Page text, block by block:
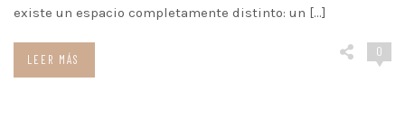
existe un espacio completamente distinto: un […]
0
LEER MÁS